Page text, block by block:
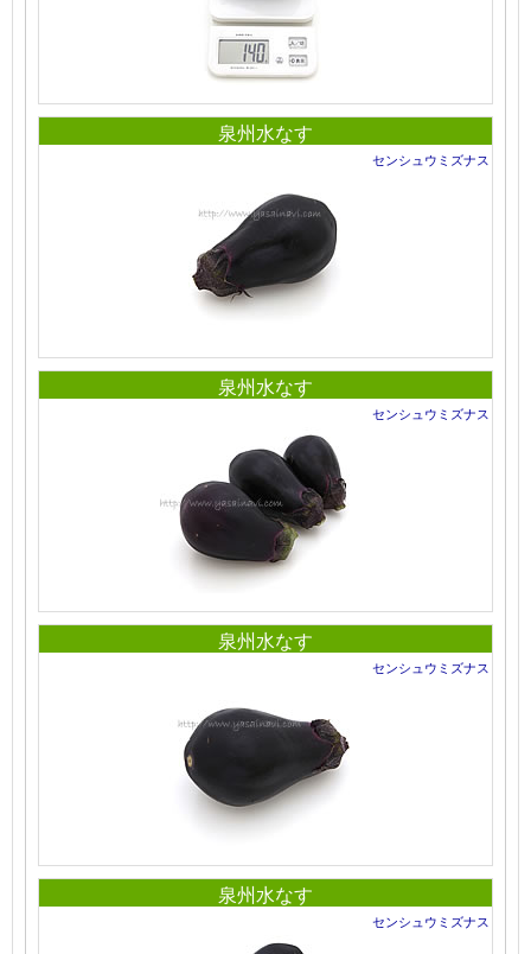
泉州水なす
センシュウミズナス
泉州水なす
センシュウミズナス
泉州水なす
センシュウミズナス
泉州水なす
センシュウミズナス